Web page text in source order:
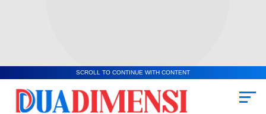
SCROLL TO CONTINUE WITH CONTENT